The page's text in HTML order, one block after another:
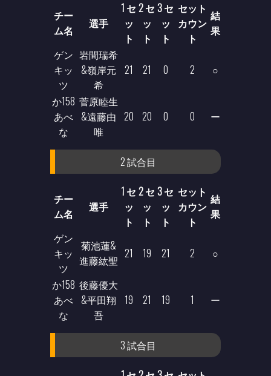
チー
ム名
選手
1 セ
ッ
ト
2 セ
ッ
ト
3 セ
ッ
ト
セット
カウン
ト
結
果
ゲン
キッ
ツ
岩間瑞希
&嶺岸元
希
21 21 0 2 ○
か158
あべ
な
菅原睦生
&遠藤由
唯
20 20 0 0 ー
2 試合目
チー
ム名
選手
1 セ
ッ
ト
2 セ
ッ
ト
3 セ
ッ
ト
セット
カウン
ト
結
果
ゲン
キッ
ツ
菊池蓮&
進藤紘聖 21 19 21 2 ○
か158
あべ
な
後藤優大
&平田翔
吾
19 21 19 1 ー
3 試合目